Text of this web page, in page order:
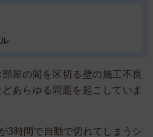
屋の間を区切る壁の施工不良
あらゆる問題を起こしていま
3時間で自動で切れてしまうシ